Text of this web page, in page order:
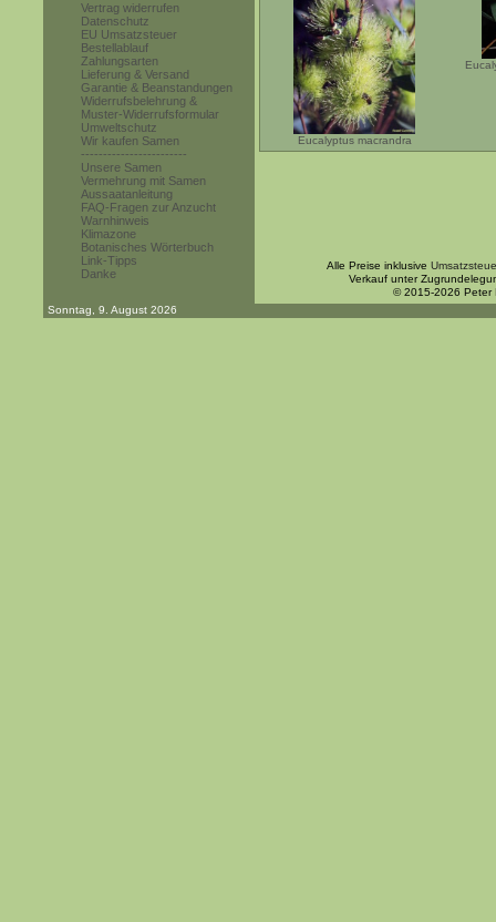
Vertrag widerrufen
Datenschutz
EU Umsatzsteuer
Bestellablauf
Zahlungsarten
Lieferung & Versand
Garantie & Beanstandungen
Widerrufsbelehrung &
Muster-Widerrufsformular
Umweltschutz
Wir kaufen Samen
------------------------
Unsere Samen
Vermehrung mit Samen
Aussaatanleitung
FAQ-Fragen zur Anzucht
Warnhinweis
Klimazone
Botanisches Wörterbuch
Link-Tipps
Danke
Eucalyptus macrandra
Alle Preise inklusive
Verkauf unter
© 2015-2026 Peter
Sonntag, 9. August 2026